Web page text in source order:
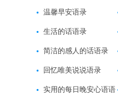
温馨早安语录
生活的话语录
简洁的感人的话语录
回忆唯美说说语录
实用的每日晚安心语语